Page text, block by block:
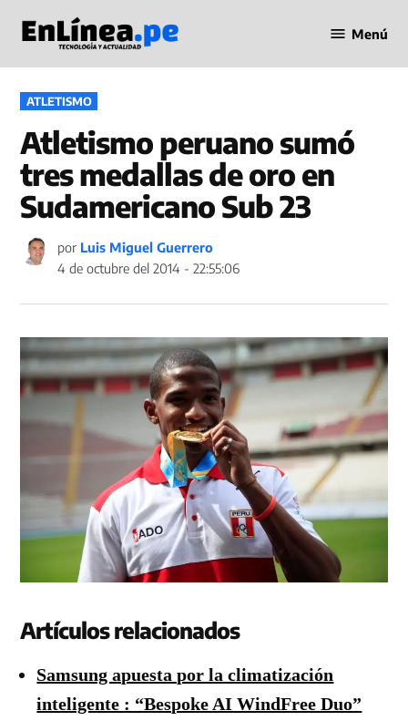
contenido
en Línea
Menú
PUBLICADO
EN
ATLETISMO
Atletismo peruano sumó
tres medallas de oro en
Sudamericano Sub 23
por Luis Miguel Guerrero
4 de octubre del 2014 - 22:55:06
Artículos relacionados
Samsung apuesta por la climatización
inteligente : “Bespoke AI WindFree Duo”